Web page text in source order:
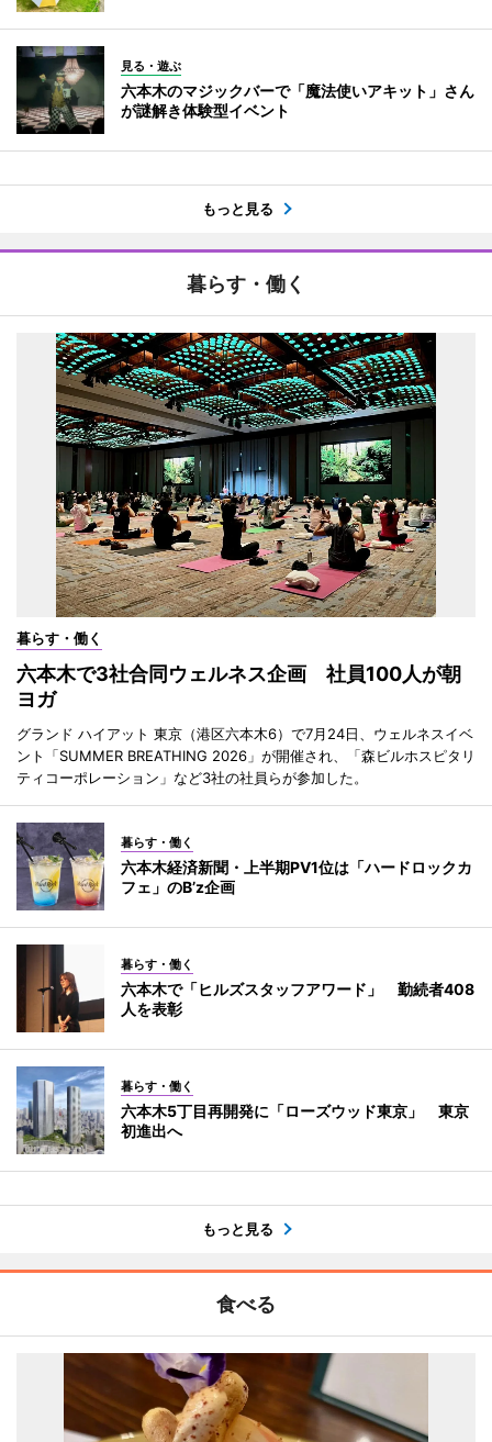
見る・遊ぶ
六本木のマジックバーで「魔法使いアキット」さん
が謎解き体験型イベント
もっと見る
暮らす・働く
暮らす・働く
六本木で3社合同ウェルネス企画 社員100人が朝
ヨガ
グランド ハイアット 東京（港区六本木6）で7月24日、ウェルネスイベ
ント「SUMMER BREATHING 2026」が開催され、「森ビルホスピタリ
ティコーポレーション」など3社の社員らが参加した。
暮らす・働く
六本木経済新聞・上半期PV1位は「ハードロックカ
フェ」のB’z企画
暮らす・働く
六本木で「ヒルズスタッフアワード」 勤続者408
人を表彰
暮らす・働く
六本木5丁目再開発に「ローズウッド東京」 東京
初進出へ
もっと見る
食べる